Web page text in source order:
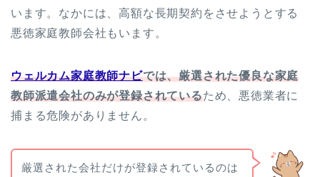
います。なかには、高額な長期契約をさせようとする
悪徳家庭教師会社もいます。
ウェルカム家庭教師ナビでは、厳選された優良な家庭
教師派遣会社のみが登録されているため、悪徳業者に
捕まる危険がありません。
厳選された会社だけが登録されているのは